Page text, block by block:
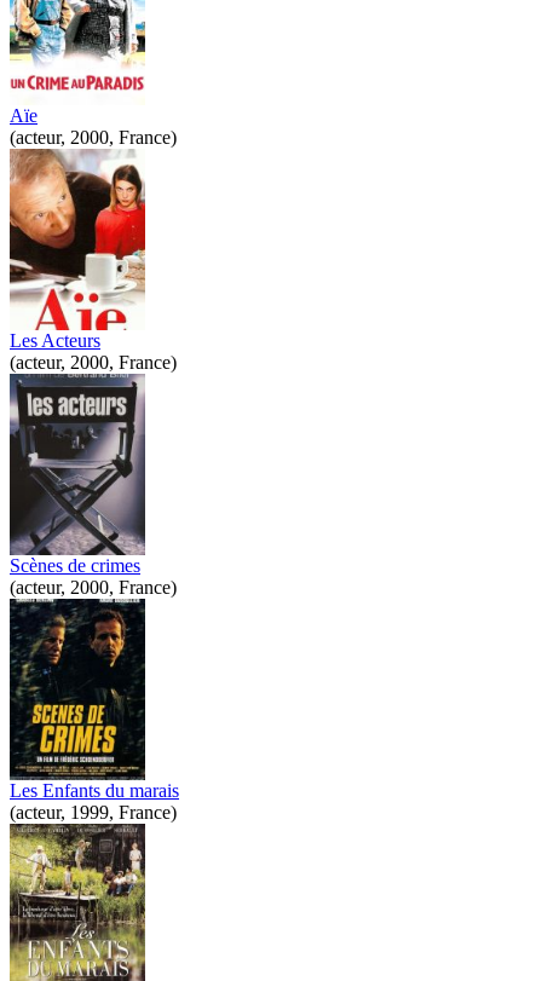
Aïe
(acteur, 2000, France)
Les Acteurs
(acteur, 2000, France)
Scènes de crimes
(acteur, 2000, France)
Les Enfants du marais
(acteur, 1999, France)